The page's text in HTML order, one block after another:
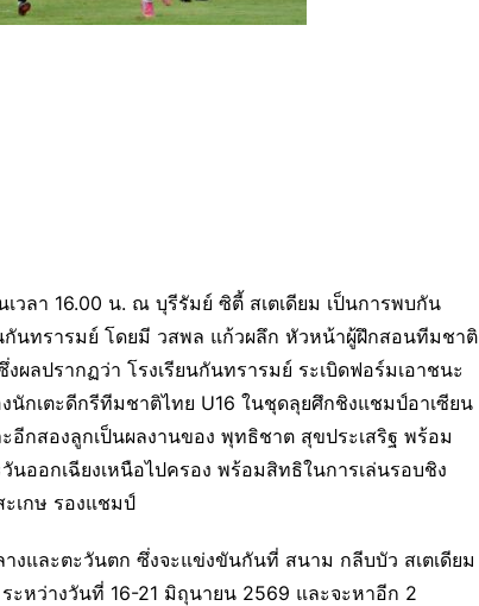
วลา 16.00 น. ณ บุรีรัมย์ ซิตี้ สเตเดียม เป็นการพบกัน
กันทรารมย์ โดยมี วสพล แก้วผลึก หัวหน้าผู้ฝึกสอนทีมชาติ
ลปรากฏว่า โรงเรียนกันทรารมย์ ระเบิดฟอร์มเอาชนะ
นักเตะดีกรีทีมชาติไทย U16 ในชุดลุยศึกชิงแชมป์อาเซียน
อีกสองลูกเป็นผลงานของ พุทธิชาต สุขประเสริฐ พร้อม
ออกเฉียงเหนือไปครอง พร้อมสิทธิในการเล่นรอบชิง
ะเกษ รองแชมป์
และตะวันตก ซึ่งจะแข่งขันกันที่ สนาม กลีบบัว สเตเดียม
ะหว่างวันที่ 16-21 มิถุนายน 2569 และจะหาอีก 2